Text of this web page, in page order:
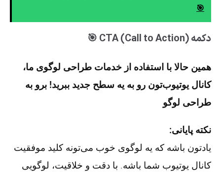
🎯
دکمه CTA (Call to Action) 🎯
همین حالا با استفاده از خدمات طراحی لوگوی ما،
کانال یوتیوب‌تون رو به یه سطح جدید ببرید! برو به
طراحی لوگو
نکته پایانی:
یادتون باشه که یه لوگوی خوب می‌تونه کلید موفقیت
کانال یوتیوب شما باشه. با دقت و خلاقیت، لوگویی